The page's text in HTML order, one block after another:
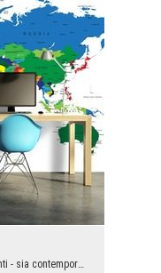
Le mappe chiuse nelle cornici eleganti - sia contemporanee che quelle coperte di seppia storica -...